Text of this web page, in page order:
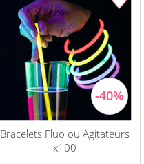
Bracelets Fluo ou Agitateurs
x100